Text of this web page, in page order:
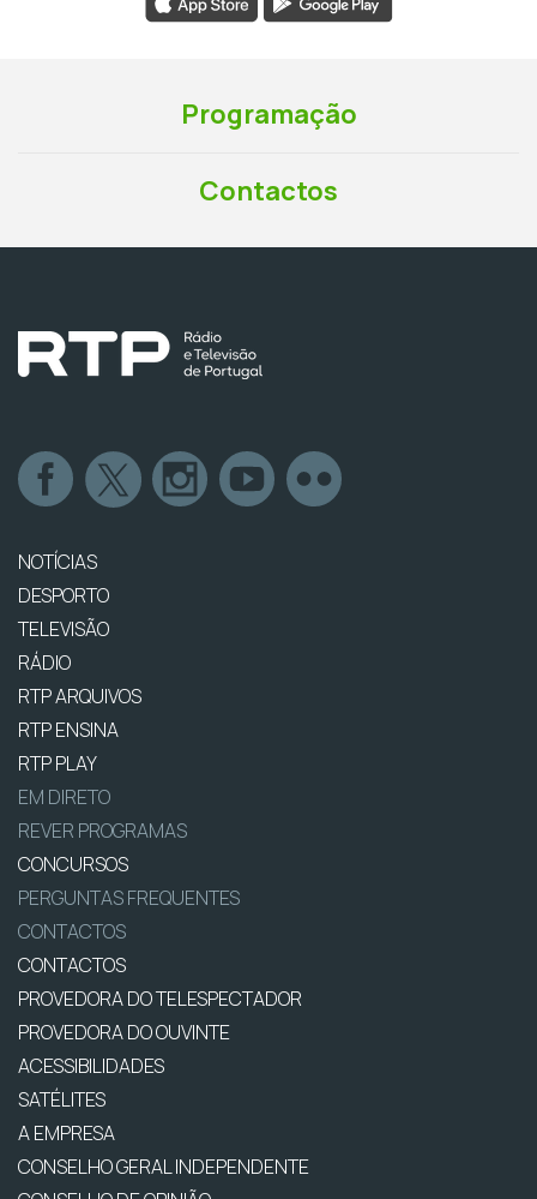
Programação
Contactos
NOTÍCIAS
DESPORTO
TELEVISÃO
RÁDIO
RTP ARQUIVOS
RTP ENSINA
RTP PLAY
EM DIRETO
REVER PROGRAMAS
CONCURSOS
PERGUNTAS FREQUENTES
CONTACTOS
CONTACTOS
PROVEDORA DO TELESPECTADOR
PROVEDORA DO OUVINTE
ACESSIBILIDADES
SATÉLITES
A EMPRESA
CONSELHO GERAL INDEPENDENTE